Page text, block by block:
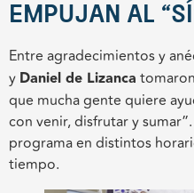
empujan al
Entre agradecimientos y
y Daniel de Lizanca
que mucha gente quiere
con venir, disfrutar y
programa en distintos
tiempo.